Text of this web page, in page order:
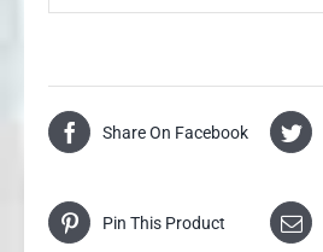
Share On Facebook
Pin This Product